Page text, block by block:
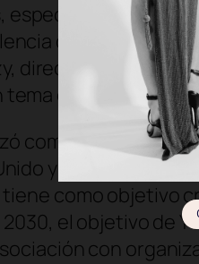
especialmente
de pareja
director general
que se oponía
como un
y
en
tiene como objetivo
el objetivo de
con